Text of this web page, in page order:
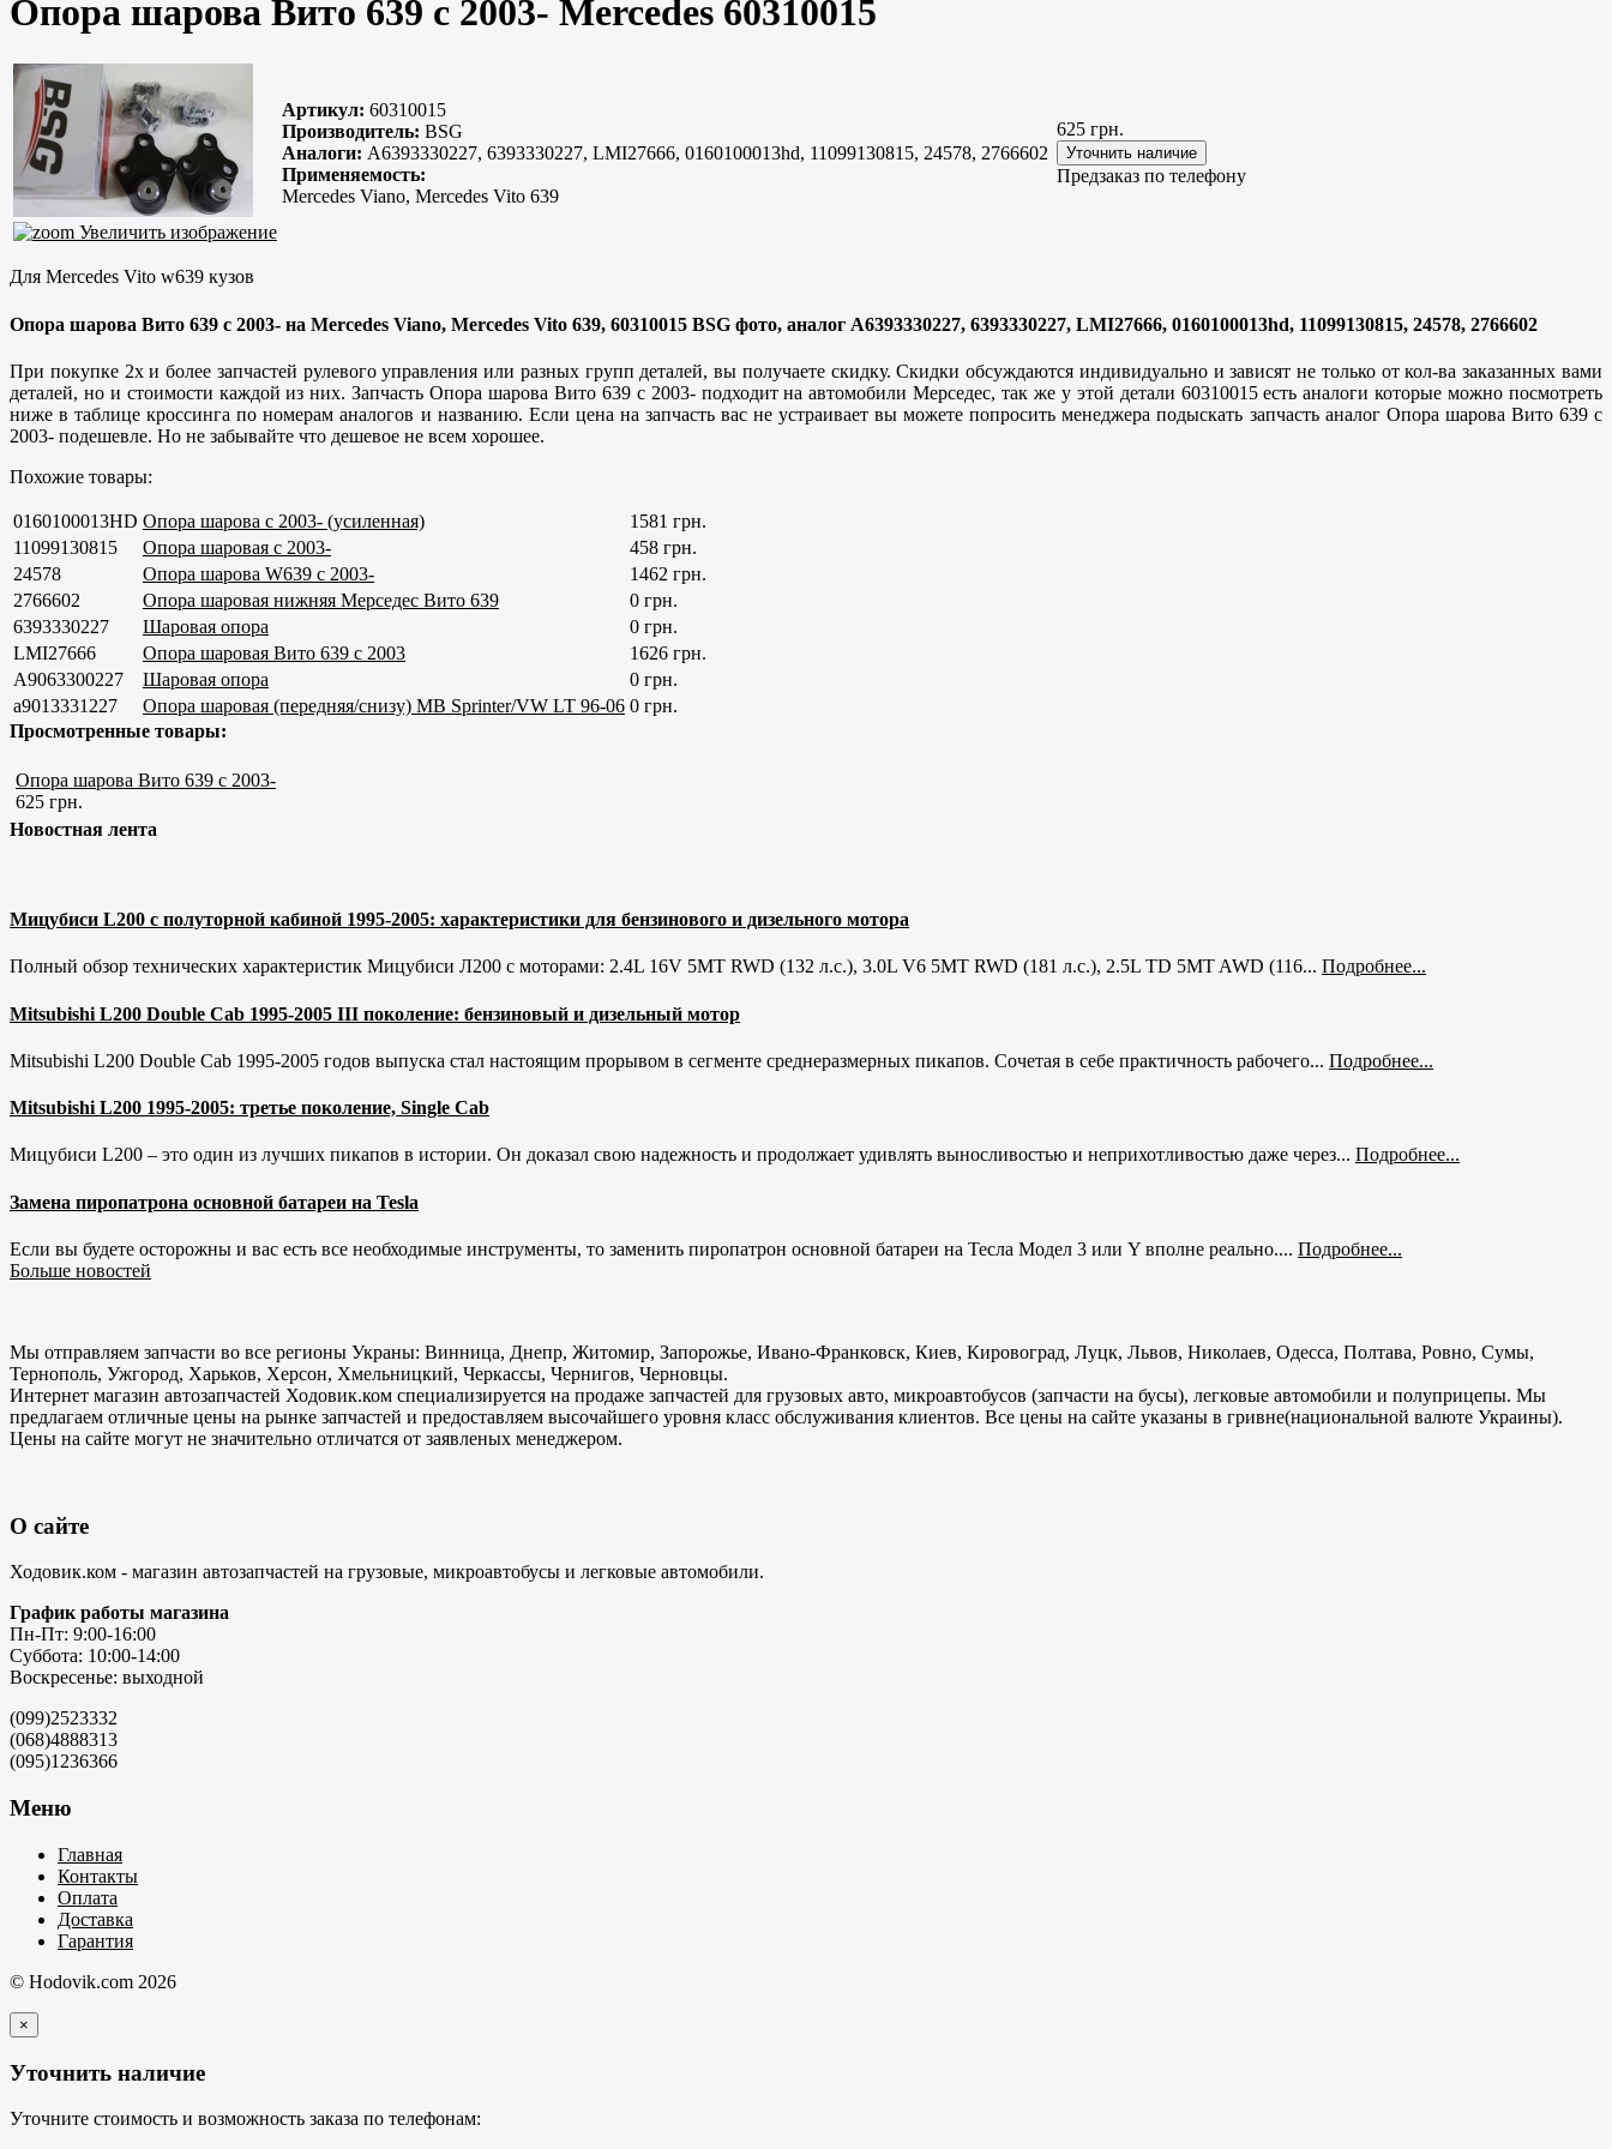
Опора шарова Вито 639 с 2003- Mercedes 60310015
Увеличить изображение
Артикул: 60310015
Производитель: BSG
Аналоги: A6393330227, 6393330227, LMI27666, 0160100013hd, 11099130815, 24578, 2766602
Применяемость:
Mercedes Viano, Mercedes Vito 639
625 грн.
Предзаказ по телефону
Для Mercedes Vito w639 кузов
Опора шарова Вито 639 с 2003- на Mercedes Viano, Mercedes Vito 639, 60310015 BSG фото, аналог A6393330227, 6393330227, LMI27666, 0160100013hd, 11099130815, 24578, 2766602
При покупке 2х и более запчастей рулевого управления или разных групп деталей, вы получаете скидку. Скидки обсуждаются индивидуально и зависят не только от кол-ва заказанных вами
деталей, но и стоимости каждой из них. Запчасть Опора шарова Вито 639 с 2003- подходит на автомобили Мерседес, так же у этой детали 60310015 есть аналоги которые можно посмотреть
ниже в таблице кроссинга по номерам аналогов и названию. Если цена на запчасть вас не устраивает вы можете попросить менеджера подыскать запчасть аналог Опора шарова Вито 639 с
2003- подешевле. Но не забывайте что дешевое не всем хорошее.
Похожие товары:
0160100013HD Опора шарова с 2003- (усиленная)
1581 грн.
11099130815
Опора шаровая с 2003-
458 грн.
24578
Опора шарова W639 с 2003-
1462 грн.
2766602
Опора шаровая нижняя Мерседес Вито 639
0 грн.
6393330227
Шаровая опора
0 грн.
LMI27666
Опора шаровая Вито 639 с 2003
1626 грн.
A9063300227
Шаровая опора
0 грн.
a9013331227
Опора шаровая (передняя/снизу) MB Sprinter/VW LT 96-06 0 грн.
Просмотренные товары:
Опора шарова Вито 639 с 2003-
625 грн.
Новостная лента
Мицубиси L200 с полуторной кабиной 1995-2005: характеристики для бензинового и дизельного мотора
Полный обзор технических характеристик Мицубиси Л200 с моторами: 2.4L 16V 5MT RWD (132 л.с.), 3.0L V6 5MT RWD (181 л.с.), 2.5L TD 5MT AWD (116... Подробнее...
Mitsubishi L200 Double Cab 1995-2005 III поколение: бензиновый и дизельный мотор
Mitsubishi L200 Double Cab 1995-2005 годов выпуска стал настоящим прорывом в сегменте среднеразмерных пикапов. Сочетая в себе практичность рабочего... Подробнее...
Mitsubishi L200 1995-2005: третье поколение, Single Cab
Мицубиси L200 – это один из лучших пикапов в истории. Он доказал свою надежность и продолжает удивлять выносливостью и неприхотливостью даже через... Подробнее...
Замена пиропатрона основной батареи на Tesla
Если вы будете осторожны и вас есть все необходимые инструменты, то заменить пиропатрон основной батареи на Тесла Модел 3 или Y вполне реально.... Подробнее...
Больше новостей
Мы отправляем запчасти во все регионы Украны: Винница, Днепр, Житомир, Запорожье, Ивано-Франковск, Киев, Кировоград, Луцк, Львов, Николаев, Одесса, Полтава, Ровно, Сумы,
Тернополь, Ужгород, Харьков, Херсон, Хмельницкий, Черкассы, Чернигов, Черновцы.
Интернет магазин автозапчастей Ходовик.ком специализируется на продаже запчастей для грузовых авто, микроавтобусов (запчасти на бусы), легковые автомобили и полуприцепы. Мы
предлагаем отличные цены на рынке запчастей и предоставляем высочайшего уровня класс обслуживания клиентов. Все цены на сайте указаны в гривне(национальной валюте Украины).
Цены на сайте могут не значительно отличатся от заявленых менеджером.
О сайте
Ходовик.ком - магазин автозапчастей на грузовые, микроавтобусы и легковые автомобили.
График работы магазина
Пн-Пт: 9:00-16:00
Суббота: 10:00-14:00
Воскресенье: выходной
(099)2523332
(068)4888313
(095)1236366
Меню
Главная
Контакты
Оплата
Доставка
Гарантия
© Hodovik.com 2026
×
Уточнить наличие
Уточните стоимость и возможность заказа по телефонам: